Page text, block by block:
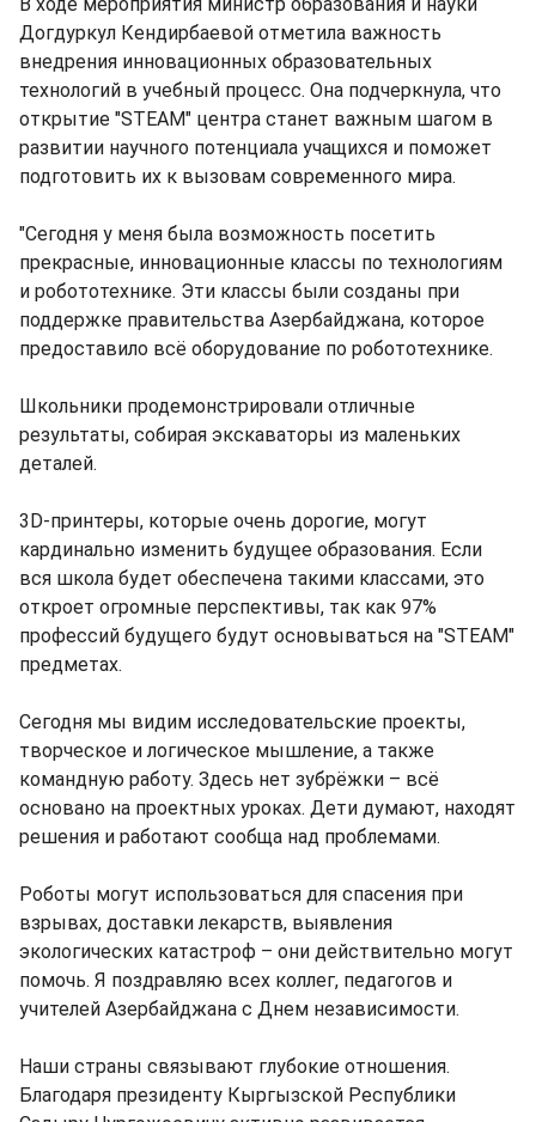
Догдуркул Кендирбаевой отметила важность
внедрения инновационных образовательных
технологий в учебный процесс. Она подчеркнула, что
открытие "STEAM" центра станет важным шагом в
развитии научного потенциала учащихся и поможет
подготовить их к вызовам современного мира.
"Сегодня у меня была возможность посетить
прекрасные, инновационные классы по технологиям
и робототехнике. Эти классы были созданы при
поддержке правительства Азербайджана, которое
предоставило всё оборудование по робототехнике.
Школьники продемонстрировали отличные
результаты, собирая экскаваторы из маленьких
деталей.
3D-принтеры, которые очень дорогие, могут
кардинально изменить будущее образования. Если
вся школа будет обеспечена такими классами, это
откроет огромные перспективы, так как 97%
профессий будущего будут основываться на "STEAM"
предметах.
Сегодня мы видим исследовательские проекты,
творческое и логическое мышление, а также
командную работу. Здесь нет зубрёжки – всё
основано на проектных уроках. Дети думают, находят
решения и работают сообща над проблемами.
Роботы могут использоваться для спасения при
взрывах, доставки лекарств, выявления
экологических катастроф – они действительно могут
помочь. Я поздравляю всех коллег, педагогов и
учителей Азербайджана с Днем независимости.
Наши страны связывают глубокие отношения.
Благодаря президенту Кыргызской Республики